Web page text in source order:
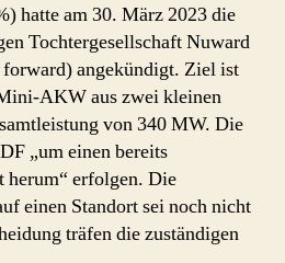
hatte am 30. März 2023 die
Tochtergesellschaft Nuward
angekündigt. Ziel ist
AKW aus zwei kleinen
von 340 MW. Die
„um einen bereits
herum“ erfolgen. Die
einen Standort sei noch nicht
träfen die zuständigen